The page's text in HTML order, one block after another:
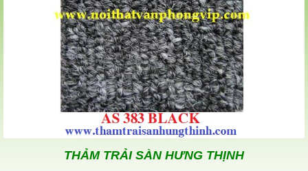
THẢM TRẢI SÀN HƯNG THỊNH